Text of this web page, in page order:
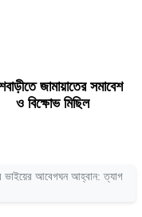
জামায়াতের সমাবেশ
ও বিক্ষোভ মিছিল
ভাইয়ের আবেগঘন আহ্বান: ত্যাগ